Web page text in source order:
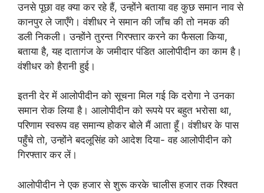
उनसे पूछा वह क्या कर रहे हैं, उन्होंने बताया वह कुछ समान नाव से
कानपुर ले जाएँगे। वंशीधर ने समान की जाँच की तो नमक की
डली निकली। उन्होंने तुरन्त गिरफ्तार करने का फैसला किया,
बताया है, यह दातागंज के जमीदार पंडित आलोपीदीन का काम है।
वंशीधर को हैरानी हुई।
इतनी देर में आलोपीदीन को सूचना मिल गई कि दरोगा ने उनका
समान रोक लिया है। आलोपीदीन को रूपये पर बहुत भरोसा था,
परिणाम स्वरूप वह समान्य होकर बोले मैं आता हूँ। वंशीधर के पास
पहुँचे तो, उन्होंने बदलूसिंह को आदेश दिया- वह आलोपीदीन को
गिरफ्तार कर लें।
आलोपीदीन ने एक हजार से शुरू करके चालीस हजार तक रिश्वत